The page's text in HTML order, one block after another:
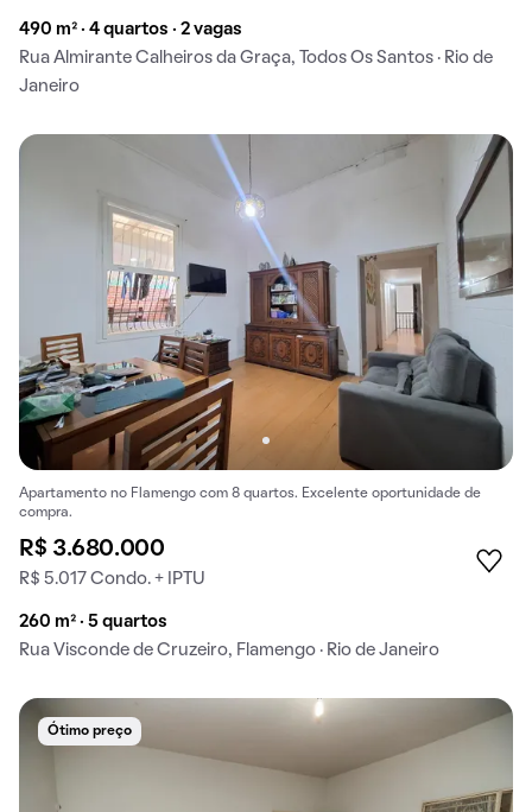
490 m² · 4 quartos · 2 vagas
Rua Almirante Calheiros da Graça, Todos Os Santos · Rio de
Janeiro
Apartamento no Flamengo com 8 quartos. Excelente oportunidade de
compra.
R$ 3.680.000
R$ 5.017 Condo. + IPTU
260 m² · 5 quartos
Rua Visconde de Cruzeiro, Flamengo · Rio de Janeiro
Ótimo preço